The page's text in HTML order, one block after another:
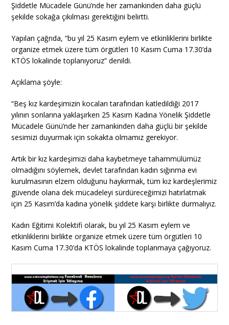
Şiddetle Mücadele Günü’nde her zamankinden daha güçlü
şekilde sokağa çıkılması gerektiğini belirtti.
Yapılan çağrıda, “bu yıl 25 Kasım eylem ve etkinliklerini birlikte
organize etmek üzere tüm örgütleri 10 Kasım Cuma 17.30’da
KTÖS lokalinde toplanıyoruz” denildi.
Açıklama şöyle:
“Beş kız kardeşimizin kocaları tarafından katledildiği 2017
yılının sonlarına yaklaşırken 25 Kasım Kadına Yönelik Şiddetle
Mücadele Günü’nde her zamankinden daha güçlü bir şekilde
sesimizi duyurmak için sokakta olmamız gerekiyor.
Artık bir kız kardeşimizi daha kaybetmeye tahammülümüz
olmadığını söylemek, devlet tarafından kadın sığınma evi
kurulmasının elzem olduğunu haykırmak, tüm kız kardeşlerimiz
güvende olana dek mücadeleyi sürdüreceğimizi hatırlatmak
için 25 Kasım’da kadına yönelik şiddete karşı birlikte durmalıyız.
Kadın Eğitimi Kolektifi olarak, bu yıl 25 Kasım eylem ve
etkinliklerini birlikte organize etmek üzere tüm örgütleri 10
Kasım Cuma 17.30’da KTÖS lokalinde toplanmaya çağıyoruz.